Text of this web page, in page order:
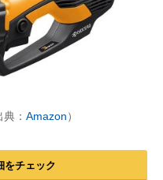
： Amazon）
をチェック